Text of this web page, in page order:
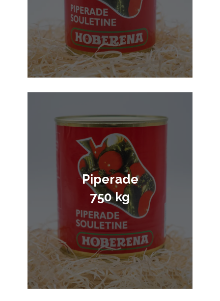
Piperade
750 kg